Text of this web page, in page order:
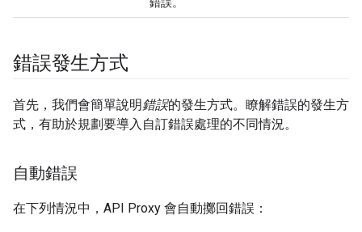
錯誤發生方式
首先，我們會簡單說明錯誤的發生方式。瞭解錯誤的發生方
式，有助於規劃要導入自訂錯誤處理的不同情況。
自動錯誤
在下列情況中，API Proxy 會自動擲回錯誤：